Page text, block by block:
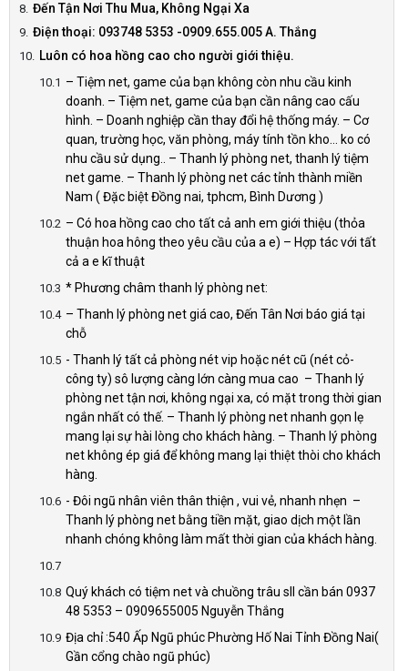
Đến Tận Nơi Thu Mua, Không Ngại Xa
Điện thoại: 093748 5353 -0909.655.005 A. Thắng
Luôn có hoa hồng cao cho người giới thiệu.
– Tiệm net, game của bạn không còn nhu cầu kinh
doanh. – Tiệm net, game của bạn cần nâng cao cấu
hình. – Doanh nghiệp cần thay đổi hệ thống máy. – Cơ
quan, trường học, văn phòng, máy tính tồn kho… ko có
nhu cầu sử dụng.. – Thanh lý phòng net, thanh lý tiệm
net game. – Thanh lý phòng net các tỉnh thành miền
Nam ( Đặc biệt Đồng nai, tphcm, Bình Dương )
– Có hoa hồng cao cho tất cả anh em giới thiệu (thỏa
thuận hoa hông theo yêu cầu của a e) – Hợp tác với tất
cả a e kĩ thuật
* Phương châm thanh lý phòng net:
– Thanh lý phòng net giá cao, Đến Tân Nơi báo giá tại
chỗ
- Thanh lý tất cả phòng nét vip hoặc nét cũ (nét cỏ-
công ty) sô lượng càng lớn càng mua cao – Thanh lý
phòng net tận nơi, không ngại xa, có mặt trong thời gian
ngắn nhất có thế. – Thanh lý phòng net nhanh gọn lẹ
mang lại sự hài lòng cho khách hàng. – Thanh lý phòng
net không ép giá để không mang lại thiệt thòi cho khách
hàng.
- Đôi ngũ nhân viên thân thiện , vui vẻ, nhanh nhẹn –
Thanh lý phòng net bằng tiền mặt, giao dịch một lần
nhanh chóng không làm mất thời gian của khách hàng.
Quý khách có tiệm net và chuồng trâu sll cần bán 0937
48 5353 – 0909655005 Nguyễn Thắng
Địa chỉ :540 Ấp Ngũ phúc Phường Hố Nai Tỉnh Đồng Nai(
Gần cổng chào ngũ phúc)